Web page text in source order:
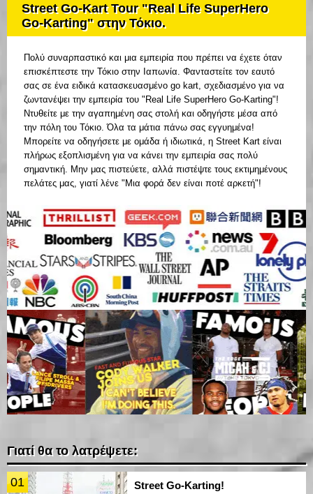
Street Go-Kart Tour "Real Life SuperHero
Go-Karting" στην Τόκιο.
Πολύ συναρπαστικό και μια εμπειρία που πρέπει να έχετε όταν
επισκέπτεστε την Τόκιο στην Ιαπωνία. Φανταστείτε τον εαυτό
σας σε ένα ειδικά κατασκευασμένο go kart, σχεδιασμένο για να
ζωντανέψει την εμπειρία του "Real Life SuperHero Go-Karting"!
Ντυθείτε με την αγαπημένη σας στολή και οδηγήστε μέσα από
την πόλη του Τόκιο. Όλα τα μάτια πάνω σας εγγυημένα!
Μπορείτε να οδηγήσετε με ομάδα ή ιδιωτικά, η Street Kart είναι
πλήρως εξοπλισμένη για να κάνει την εμπειρία σας πολύ
σημαντική. Μην μας πιστεύετε, αλλά πιστέψτε τους εκτιμημένους
πελάτες μας, γιατί λένε "Μια φορά δεν είναι ποτέ αρκετή"!
Γιατί θα το λατρέψετε:
01 Street Go-Karting!